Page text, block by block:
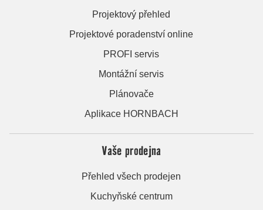
Projektový přehled
Projektové poradenství online
PROFI servis
Montážní servis
Plánovače
Aplikace HORNBACH
Vaše prodejna
Přehled všech prodejen
Kuchyňské centrum